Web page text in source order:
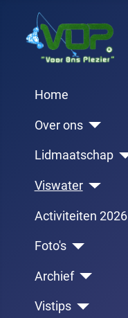
Home
Over ons
Lidmaatschap
Viswater
Activiteiten 2026
Foto's
Archief
Vistips